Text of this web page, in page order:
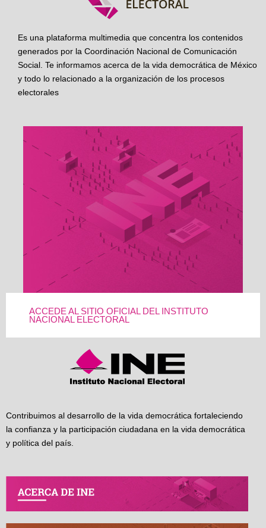
Es una plataforma multimedia que concentra los contenidos
generados por la Coordinación Nacional de Comunicación
Social. Te informamos acerca de la vida democrática de México
y todo lo relacionado a la organización de los procesos
electorales
ACCEDE AL SITIO OFICIAL DEL INSTITUTO
NACIONAL ELECTORAL
Contribuimos al desarrollo de la vida democrática fortaleciendo
la confianza y la participación ciudadana en la vida democrática
y política del país.